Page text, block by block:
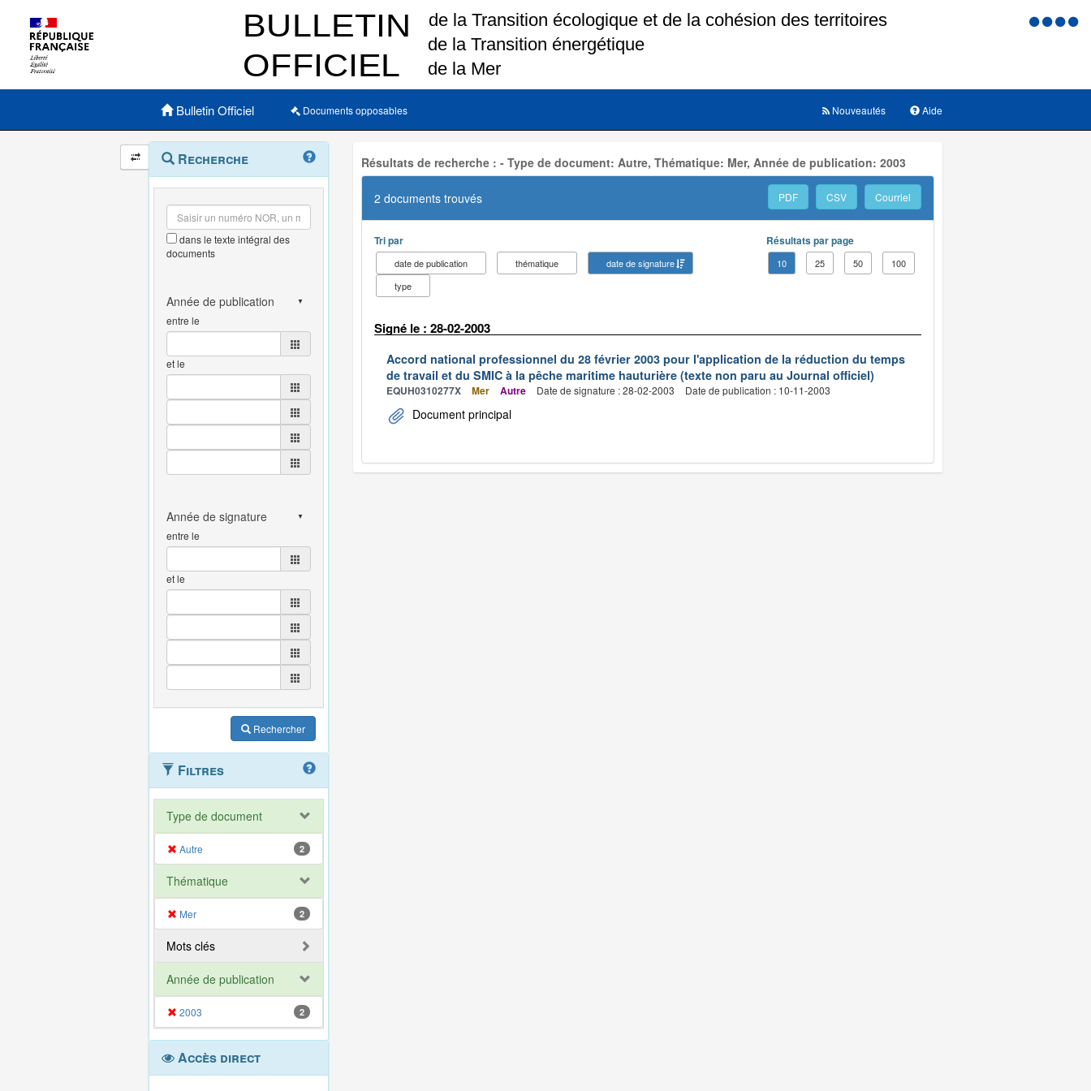
Menu
Menu principal
Bulletin Officiel Documents opposables Aide
Nouveautés
Navigation
et
outils
annexes
Menu
contextuel
Recherche
dans le texte intégral des
documents
entre le
et le
entre le
et le
Rechercher
Filtres
Type de document
Autre 2
Thématique
Mer 2
Mots clés
Année de publication
2003 2
Accès direct
Résultats de recherche : - Type de document: Autre, Thématique: Mer, Année de publication: 2003
2 documents trouvés PDF CSV Courriel
Tri par
date de publication thématique
date de signature
type
Résultats par page
10 25 50 100
Signé le : 28-02-2003
Accord national professionnel du 28 février 2003 pour l'application de la réduction du temps
de travail et du SMIC à la pêche maritime hauturière (texte non paru au Journal officiel)
EQUH0310277X Mer Autre Date de signature : 28-02-2003 Date de publication : 10-11-2003
Document principal